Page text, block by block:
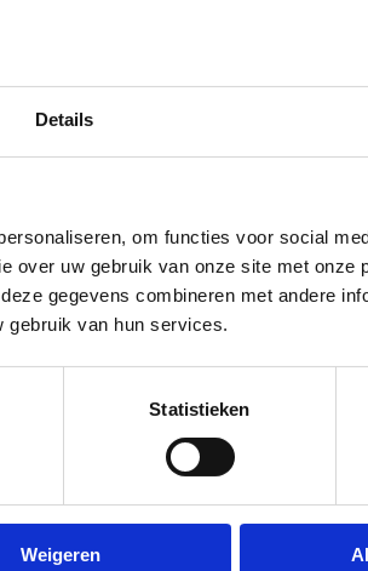
Details
om functies voor social
over uw gebruik van onze site met onze
gegevens combineren met andere
gebruik van hun services.
Statistieken
Weigeren
Valet Parking